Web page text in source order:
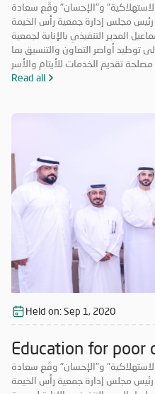
و"الإحسان" وقّع سعادة
مجلس إدارة جمعية رأس الخيمة
المدير التنفيذي بالإنابة لجمعية
توطيد أواصر التعاون والتنسيق بما
تقديم الخدمات للأيتام والأسر
إضافة إلى أهمية ترسيخ علاقة
Read all
Held on:Sep 1, 2020
Education for poor
و"الإحسان" وقّع سعادة
مجلس إدارة جمعية رأس الخيمة